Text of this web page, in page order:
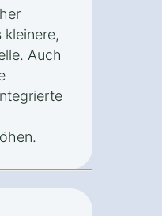
kleinere,
Auch